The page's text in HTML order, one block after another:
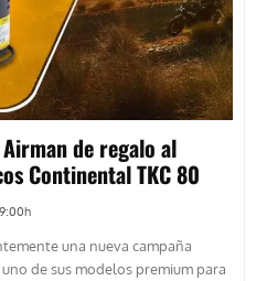
de regalo al
Continental TKC 80
una nueva campaña
de sus modelos premium para